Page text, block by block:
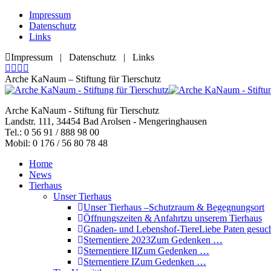
Zum
Inhalt
springen
Impressum
Datenschutz
Links
Impressum | Datenschutz | Links
Facebook
page
opens
new
window
YouTube
page
opens
new
window
RSS
page
opens
new
window
Mail
page
in
new
window
Arche KaNaum – Stiftung für Tierschutz
Arche KaNaum - Stiftung für Tierschutz
Landstr. 111, 34454 Bad Arolsen - Mengeringhausen
Tel.: 0 56 91 / 888 98 00
Mobil: 0 176 / 56 80 78 48
Home
News
Tierhaus
Unser Tierhaus
Unser Tierhaus –Schutzraum & Begegnungsort
Öffnungszeiten & Anfahrtzu unserem Tierhaus
Gnaden- und Lebenshof-TiereLiebe Paten
Sternentiere 2023Zum Gedenken …
Sternentiere IIZum Gedenken …
Sternentiere IZum Gedenken …